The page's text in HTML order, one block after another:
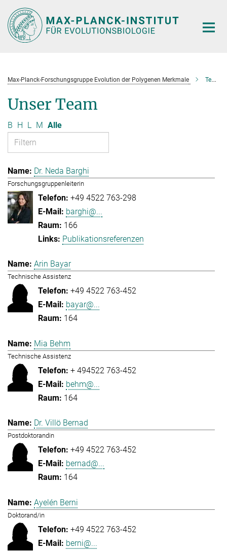
Hauptinhalt
Max-Planck-Forschungsgruppe Evolution der Polygenen Merkmale Team
Unser Team
B H L M Alle
Dr. Neda Barghi
Forschungsgruppenleiterin
+49 4522 763-298
barghi@...
166
Publikationsreferenzen
Arin Bayar
Technische Assistenz
+49 4522 763-452
bayar@...
164
Mia Behm
Technische Assistenz
+ 494522 763-452
behm@...
164
Dr. Villö Bernad
Postdoktorandin
+49 4522 763-452
bernad@...
164
Ayelén Berni
Doktorand/in
+49 4522 763-452
berni@...